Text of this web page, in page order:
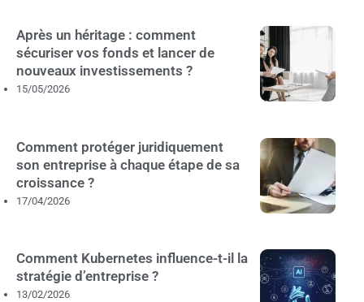
Après un héritage : comment
sécuriser vos fonds et lancer de
nouveaux investissements ?
15/05/2026
Comment protéger juridiquement
son entreprise à chaque étape de sa
croissance ?
17/04/2026
Comment Kubernetes influence-t-il la
stratégie d’entreprise ?
13/02/2026